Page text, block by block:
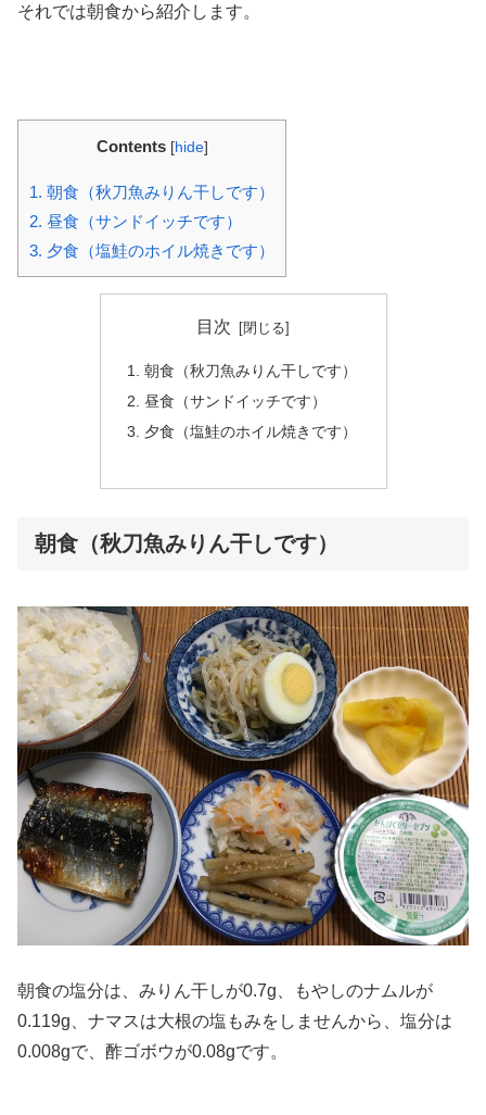
それでは朝食から紹介します。
Contents [hide]
1. 朝食（秋刀魚みりん干しです）
2. 昼食（サンドイッチです）
3. 夕食（塩鮭のホイル焼きです）
目次
朝食（秋刀魚みりん干しです）
昼食（サンドイッチです）
夕食（塩鮭のホイル焼きです）
朝食（秋刀魚みりん干しです）
朝食の塩分は、みりん干しが0.7g、もやしのナムルが
0.119g、ナマスは大根の塩もみをしませんから、塩分は
0.008gで、酢ゴボウが0.08gです。